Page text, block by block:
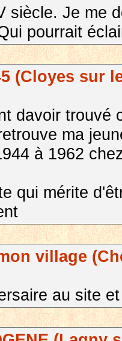
siècle. Je me
pourrait
(Cloyes sur
davoir trouvé
ma
à 1962
qui mérite
village
au site